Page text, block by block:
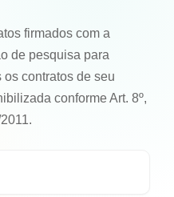
firmados com a
de pesquisa para
contratos de seu
conforme Art. 8º,